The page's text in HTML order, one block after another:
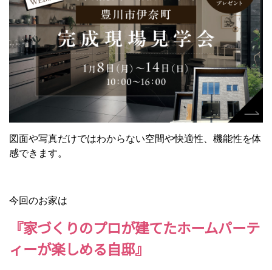
図面や写真だけではわからない空間や快適性、機能性を体
感できます。
今回のお家は
『家づくりのプロが建てたホームパーテ
ィーが楽しめる自邸』